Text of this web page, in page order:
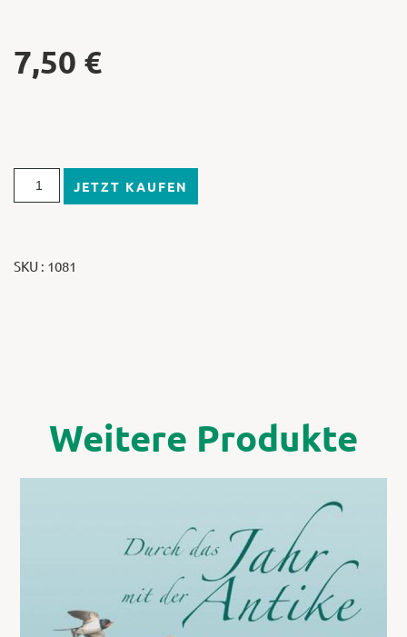
7,50 €
JETZT KAUFEN
SKU : 1081
Weitere Produkte